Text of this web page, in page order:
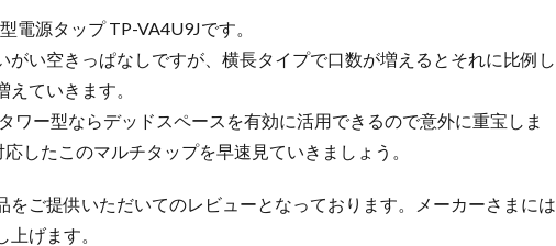
電源タップ TP-VA4U9Jです。
がい空きっぱなしですが、横長タイプで口数が増えるとそれに比例し
ていきます。
ワー型ならデッドスペースを有効に活用できるので意外に重宝しま
したこのマルチタップを早速見ていきましょう。
をご提供いただいてのレビューとなっております。メーカーさまには
げます。